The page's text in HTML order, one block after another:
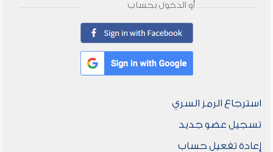
أو الدخول بحساب
استرجاع الرمز السري
تسجيل عضو جديد
إعادة تفعيل حساب